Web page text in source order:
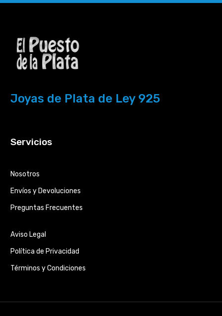
Joyas de Plata de Ley 925
Servicios
Nosotros
Envíos y Devoluciones
Preguntas Frecuentes
Aviso Legal
Política de Privacidad
Términos y Condiciones